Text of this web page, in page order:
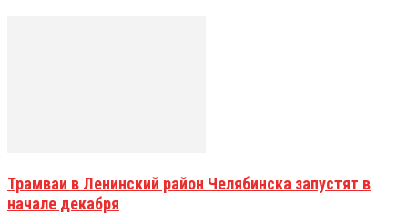
Трамваи в Ленинский район Челябинска запустят в
начале декабря